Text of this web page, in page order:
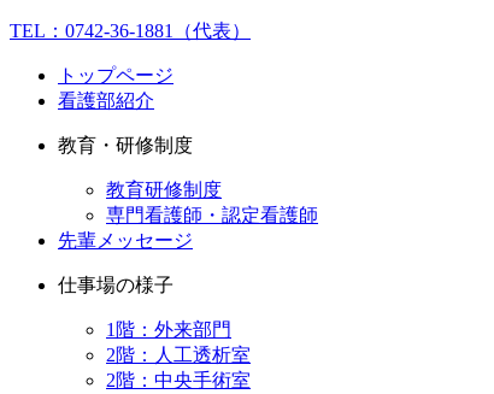
TEL： 0742-36-1881 （代表）
トップページ
看護部紹介
教育・研修制度
教育研修制度
専門看護師・認定看護師
先輩メッセージ
仕事場の様子
1階：外来部門
2階：人工透析室
2階：中央手術室